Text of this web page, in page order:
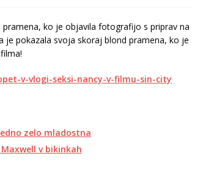
ko je objavila fotografijo s priprav na
je pokazala svoja skoraj blond pramena, ko je
v-vlogi-seksi-nancy-v-filmu-sin-city
zelo mladostna
v bikinkah